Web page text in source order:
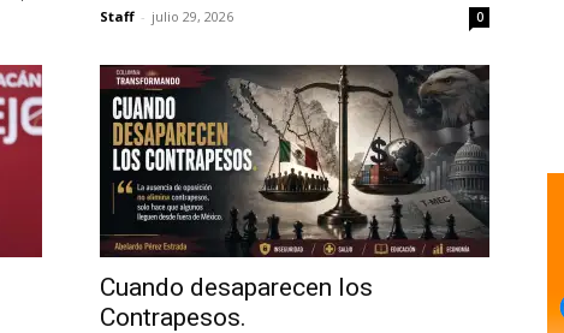
Staff - julio 29, 2026 0
Cuando desaparecen los
Contrapesos.